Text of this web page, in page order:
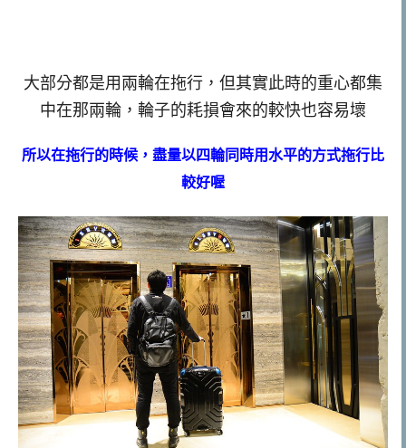
大部分都是用兩輪在拖行，但其實此時的重心都集
中在那兩輪，輪子的耗損會來的較快也容易壞
所以在拖行的時候，盡量以四輪同時用水平的方式拖行比
較好喔